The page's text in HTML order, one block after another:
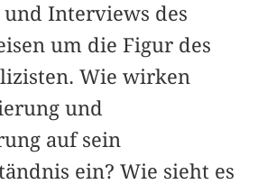
und Interviews des
um die Figur des
Wie wirken
und
auf sein
ein? Wie sieht es